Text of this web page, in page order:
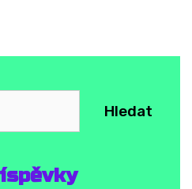
Hledat